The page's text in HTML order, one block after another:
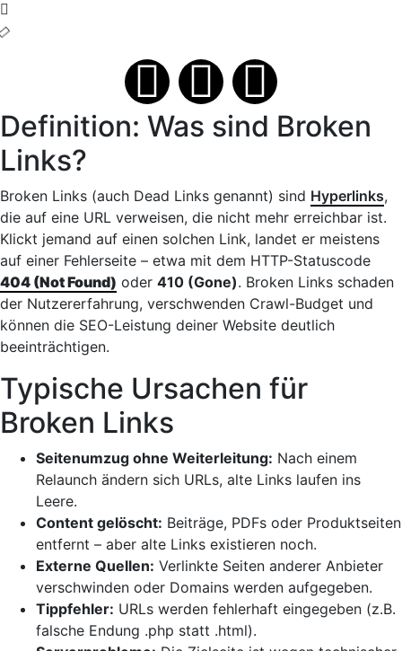
Definition: Was sind Broken
Links?
Broken Links (auch Dead Links genannt) sind Hyperlinks,
die auf eine URL verweisen, die nicht mehr erreichbar ist.
Klickt jemand auf einen solchen Link, landet er meistens
auf einer Fehlerseite – etwa mit dem HTTP-Statuscode
404 (Not Found) oder 410 (Gone). Broken Links schaden
der Nutzererfahrung, verschwenden Crawl-Budget und
können die SEO-Leistung deiner Website deutlich
beeinträchtigen.
Typische Ursachen für
Broken Links
Seitenumzug ohne Weiterleitung: Nach einem
Relaunch ändern sich URLs, alte Links laufen ins
Leere.
Content gelöscht: Beiträge, PDFs oder Produktseiten
entfernt – aber alte Links existieren noch.
Externe Quellen: Verlinkte Seiten anderer Anbieter
verschwinden oder Domains werden aufgegeben.
Tippfehler: URLs werden fehlerhaft eingegeben (z.B.
falsche Endung .php statt .html).